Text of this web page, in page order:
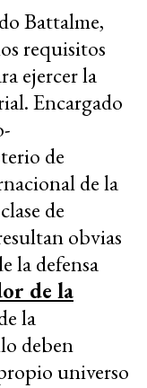
Battalme,
requisitos
ejercer la
Encargado
de
de la
de
obvias
la defensa
de la
la
deben
universo